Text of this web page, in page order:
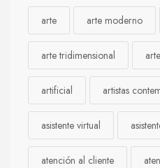
arte arte moderno
arte tridimensional
artificial artistas
asistente virtual
atención al cliente